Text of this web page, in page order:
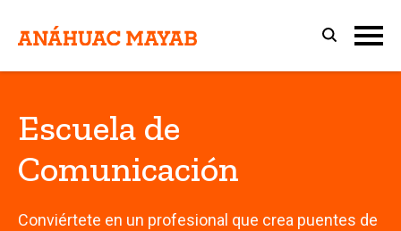
Escuela de
Comunicación
Conviértete en un profesional que crea puentes de